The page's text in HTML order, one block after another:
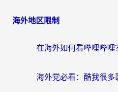
海外地区限制